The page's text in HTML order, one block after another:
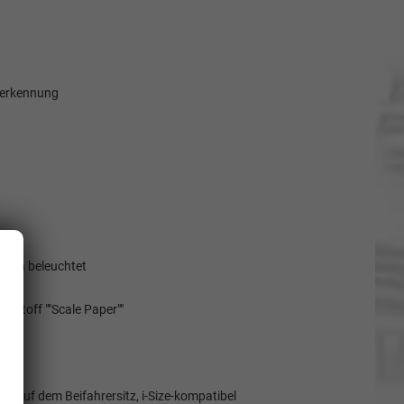
beleuchtet
Stoff ""Scale Paper""
auf dem Beifahrersitz, i-Size-kompatibel